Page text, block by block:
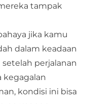
tampak
jika kamu
dalam keadaan
perjalanan
kegagalan
kondisi ini bisa